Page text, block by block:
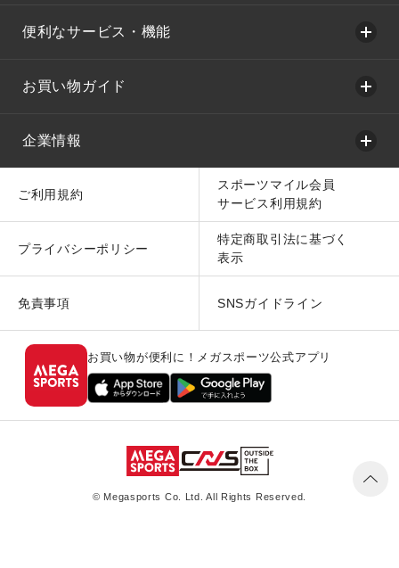
便利なサービス・機能
お買い物ガイド
企業情報
ご利用規約
スポーツマイル会員
サービス利用規約
プライバシーポリシー
特定商取引法に基づく
表示
免責事項 SNSガイドライン
お買い物が便利に！メガスポーツ公式アプリ
© Megasports Co. Ltd. All Rights Reserved.